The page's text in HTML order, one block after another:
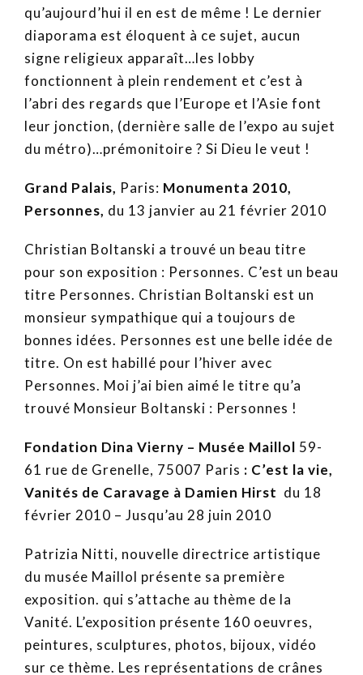
qu’aujourd’hui il en est de même ! Le dernier
diaporama est éloquent à ce sujet, aucun
signe religieux apparaît…les lobby
fonctionnent à plein rendement et c’est à
l’abri des regards que l’Europe et l’Asie font
leur jonction, (dernière salle de l’expo au sujet
du métro)…prémonitoire ? Si Dieu le veut !
Grand Palais, Paris: Monumenta 2010,
Personnes, du 13 janvier au 21 février 2010
Christian Boltanski a trouvé un beau titre
pour son exposition : Personnes. C’est un beau
titre Personnes. Christian Boltanski est un
monsieur sympathique qui a toujours de
bonnes idées. Personnes est une belle idée de
titre. On est habillé pour l’hiver avec
Personnes. Moi j’ai bien aimé le titre qu’a
trouvé Monsieur Boltanski : Personnes !
Fondation Dina Vierny – Musée Maillol 59-
61 rue de Grenelle, 75007 Paris : C’est la vie,
Vanités de Caravage à Damien Hirst du 18
février 2010 – Jusqu’au 28 juin 2010
Patrizia Nitti, nouvelle directrice artistique
du musée Maillol présente sa première
exposition. qui s’attache au thème de la
Vanité. L’exposition présente 160 oeuvres,
peintures, sculptures, photos, bijoux, vidéo
sur ce thème. Les représentations de crânes